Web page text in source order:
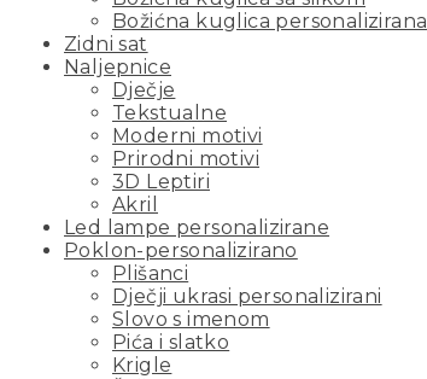
Božićna kuglica personalizirana
Zidni sat
Naljepnice
Dječje
Tekstualne
Moderni motivi
Prirodni motivi
3D Leptiri
Akril
Led lampe personalizirane
Poklon-personalizirano
Plišanci
Dječji ukrasi personalizirani
Slovo s imenom
Pića i slatko
Krigle